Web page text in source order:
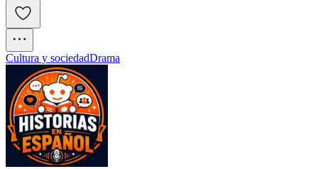
Cultura y sociedadDrama